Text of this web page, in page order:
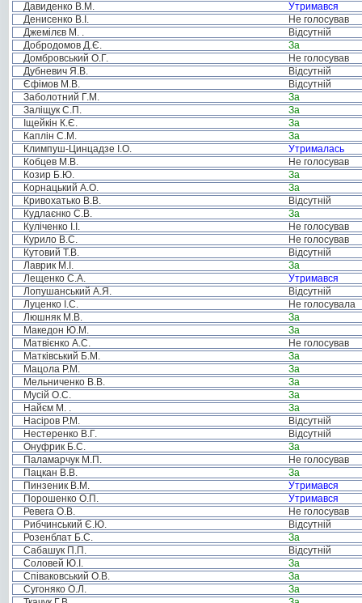
Давиденко В.М.
Утримався
Денисенко В.І.
Не голосував
Джемілєв М. .
Відсутній
Добродомов Д.Є.
За
Домбровський О.Г.
Не голосував
Дубневич Я.В.
Відсутній
Єфімов М.В.
Відсутній
Заболотний Г.М.
За
Заліщук С.П.
За
Іщейкін К.Є.
За
Каплін С.М.
За
Климпуш-Цинцадзе І.О.
Утрималась
Кобцев М.В.
Не голосував
Козир Б.Ю.
За
Корнацький А.О.
За
Кривохатько В.В.
Відсутній
Кудлаєнко С.В.
За
Куліченко І.І.
Не голосував
Курило В.С.
Не голосував
Кутовий Т.В.
Відсутній
Лаврик М.І.
За
Лещенко С.А.
Утримався
Лопушанський А.Я.
Відсутній
Луценко І.С.
Не голосувала
Люшняк М.В.
За
Македон Ю.М.
За
Матвієнко А.С.
Не голосував
Матківський Б.М.
За
Мацола Р.М.
За
Мельниченко В.В.
За
Мусій О.С.
За
Найєм М. .
За
Насіров Р.М.
Відсутній
Нестеренко В.Г.
Відсутній
Онуфрик Б.С.
За
Паламарчук М.П.
Не голосував
Пацкан В.В.
За
Пинзеник В.М.
Утримався
Порошенко О.П.
Утримався
Ревега О.В.
Не голосував
Рибчинський Є.Ю.
Відсутній
Розенблат Б.С.
За
Сабашук П.П.
Відсутній
Соловей Ю.І.
За
Співаковський О.В.
За
Сугоняко О.Л.
За